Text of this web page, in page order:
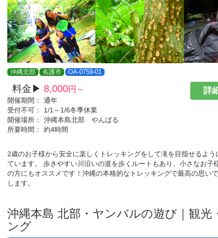
沖縄北部 名護市 OA-0759-01
料金▶ 8,000円～
開催期間：
通年
受付不可：
1/1～1/6冬季休業
開催場所：
沖縄本島北部 やんばる
所要時間：
約4時間
詳
2歳のお子様から安全に楽しくトレッキングをして滝を目指せるよ
ています。 歩きやすい川沿いの道を歩くルートもあり、小さなお子
の方にもオススメです！沖縄の本格的なトレッキングで最高の思い
します。
沖縄本島 北部・ヤンバルの遊び｜観光
ング